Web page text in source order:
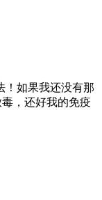
！如果我还没有那
，还好我的免疫